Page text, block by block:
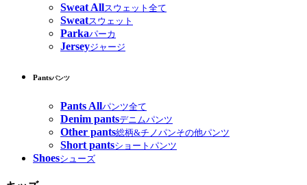
Sweat Allスウェット全て
Sweatスウェット
Parkaパーカ
Jerseyジャージ
Pantsパンツ
Pants Allパンツ全て
Denim pantsデニムパンツ
Other pants総柄&チノパンその他パンツ
Short pantsショートパンツ
Shoesシューズ